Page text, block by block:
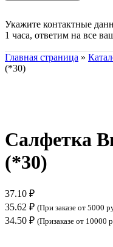
Укажите контактные
1 часа, ответим на все
Главная страница »
(*30)
Салфетка
(*30)
37.10 ₽
35.62 ₽ (При заказе от 5000
34.50 ₽ (Призаказе от 10000